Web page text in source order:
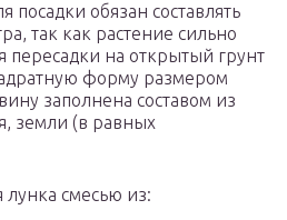
обязан составлять
так как растение сильно
пересадки на открытый грунт
форму размером
заполнена составом из
земли (в равных
лунка смесью из: